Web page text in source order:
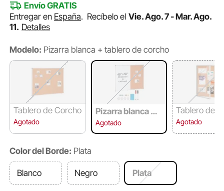
Envío GRATIS
Entregar en España. Recíbelo el Vie. Ago. 7 - Mar. Ago.
11. Detalles
Modelo: Pizarra blanca + tablero de corcho
Tablero de Corcho
Agotado
Pizarra blanca + t
ablero de corcho
Agotado
Tablero de
+ funda
Agotado
Color del Borde: Plata
Blanco Negro Plata